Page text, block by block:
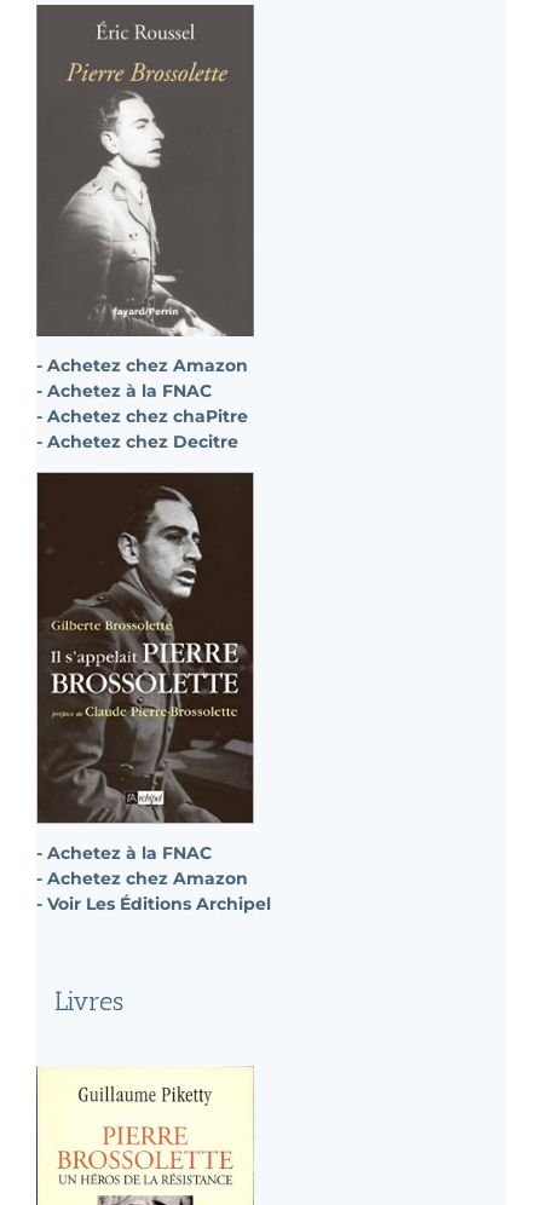
- Achetez chez Amazon
- Achetez à la FNAC
- Achetez chez chaPitre
- Achetez chez Decitre
- Achetez à la FNAC
- Achetez chez Amazon
- Voir Les Éditions Archipel
Livres